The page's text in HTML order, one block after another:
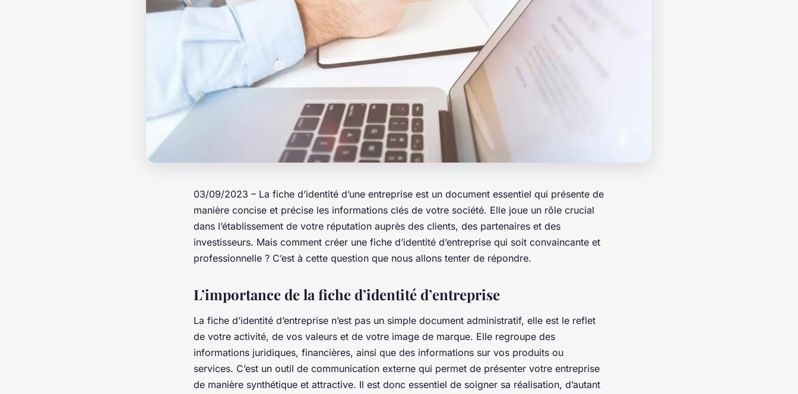
03/09/2023 – La fiche d’identité d’une entreprise est un document essentiel qui présente de
manière concise et précise les informations clés de votre société. Elle joue un rôle crucial
dans l’établissement de votre réputation auprès des clients, des partenaires et des
investisseurs. Mais comment créer une fiche d’identité d’entreprise qui soit convaincante et
professionnelle ? C’est à cette question que nous allons tenter de répondre.
L’importance de la fiche d’identité d’entreprise
La fiche d’identité d’entreprise n’est pas un simple document administratif, elle est le reflet
de votre activité, de vos valeurs et de votre image de marque. Elle regroupe des
informations juridiques, financières, ainsi que des informations sur vos produits ou
services. C’est un outil de communication externe qui permet de présenter votre entreprise
de manière synthétique et attractive. Il est donc essentiel de soigner sa réalisation, d’autant